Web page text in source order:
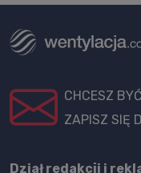
CHCESZ
ZAPISZ SIĘ
Dział redakcji i